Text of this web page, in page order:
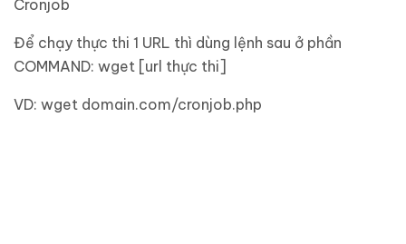
Cronjob
Để chạy thực thi 1 URL thì dùng lệnh sau ở phần
COMMAND: wget [url thực thi]
VD: wget domain.com/cronjob.php